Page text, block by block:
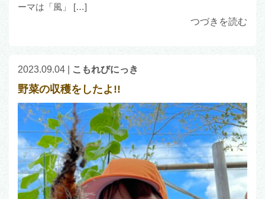
ーマは「風」 […]
つづきを読む
2023.09.04 こもれびにっき
野菜の収穫をしたよ!!